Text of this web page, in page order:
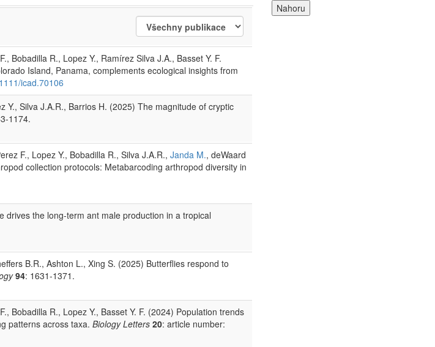
Bobadilla R., Lopez Y., Ramírez Silva J.A., Basset Y. F.
Island, Panama, complements ecological insights from
icad.70106
Y., Silva J.A.R., Barrios H. (2025) The magnitude of cryptic
1174.
F., Lopez Y., Bobadilla R., Silva J.A.R., Janda M., deWaard
collection protocols: Metabarcoding arthropod diversity in
drives the long-term ant male production in a tropical
B.R., Ashton L., Xing S. (2025) Butterflies respond to
94: 1631-1371.
Bobadilla R., Lopez Y., Basset Y. F. (2024) Population trends
patterns across taxa. Biology Letters 20: article number:
Nahoru